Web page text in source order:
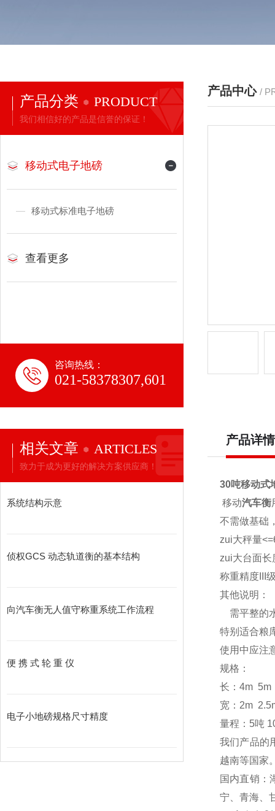
产品分类 PRODUCT
我们相信好的产品是信誉的保证！
移动式电子地磅
移动式标准电子地磅
查看更多
咨询热线：
021-58378307,601
相关文章 ARTICLES
致力于成为更好的解决方案供应商！
系统结构示意
侦权GCS 动态轨道衡的基本结构
向汽车衡无人值守称重系统工作流程
便 携 式 轮 重 仪
电子小地磅规格尺寸精度
产品中心 /
产品详情
30吨移动式
移动汽车衡
不需做基础
zui大秤量
zui大台面长
称重精度III
其他说明：
需平整的
特别适合粮
使用中应注
规格：
长：4m
宽：2m
量程：5吨
我们产品的
越南等国家
国内直销：
宁、青海、